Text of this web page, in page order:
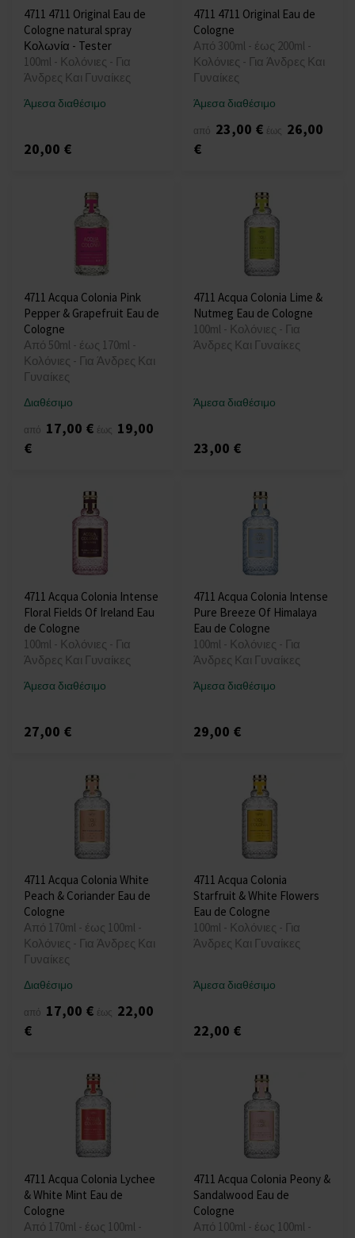
4711 4711 Original Eau de
Cologne natural spray
Κολωνία - Tester
100ml - Κολόνιες - Για
Άνδρες Και Γυναίκες
Άμεσα διαθέσιμο
20,00 €
4711 4711 Original Eau de
Cologne
Από 300ml - έως 200ml -
Κολόνιες - Για Άνδρες Και
Γυναίκες
Άμεσα διαθέσιμο
από 23,00 € έως 26,00
€
4711 Acqua Colonia Pink
Pepper & Grapefruit Eau de
Cologne
Από 50ml - έως 170ml -
Κολόνιες - Για Άνδρες Και
Γυναίκες
Διαθέσιμο
από 17,00 € έως 19,00
€
4711 Acqua Colonia Lime &
Nutmeg Eau de Cologne
100ml - Κολόνιες - Για
Άνδρες Και Γυναίκες
Άμεσα διαθέσιμο
23,00 €
4711 Acqua Colonia Intense
Floral Fields Of Ireland Eau
de Cologne
100ml - Κολόνιες - Για
Άνδρες Και Γυναίκες
Άμεσα διαθέσιμο
27,00 €
4711 Acqua Colonia Intense
Pure Breeze Of Himalaya
Eau de Cologne
100ml - Κολόνιες - Για
Άνδρες Και Γυναίκες
Άμεσα διαθέσιμο
29,00 €
4711 Acqua Colonia White
Peach & Coriander Eau de
Cologne
Από 170ml - έως 100ml -
Κολόνιες - Για Άνδρες Και
Γυναίκες
Διαθέσιμο
από 17,00 € έως 22,00
€
4711 Acqua Colonia
Starfruit & White Flowers
Eau de Cologne
100ml - Κολόνιες - Για
Άνδρες Και Γυναίκες
Άμεσα διαθέσιμο
22,00 €
4711 Acqua Colonia Lychee
& White Mint Eau de
Cologne
Από 170ml - έως 100ml -
4711 Acqua Colonia Peony &
Sandalwood Eau de
Cologne
Από 100ml - έως 100ml -